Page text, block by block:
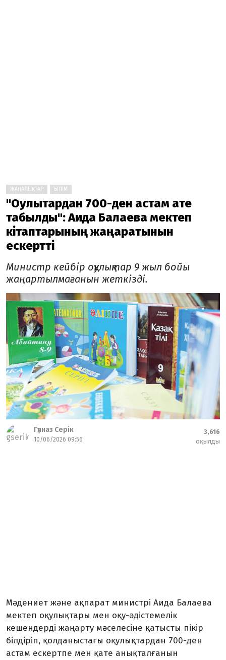
ЖАҢАЛЫҚТАР БІЛІМ
"Оқулықтардан 700-ден астам қате
табылды": Аида Балаева мектеп
кітаптарының жаңаратынын
ескертті
Министр кейбір оқулықтар 9 жыл бойы
жаңартылмағанын жеткізді.
Гүлназ Серік
10/06/2026 09:56
3,616
оқылды
Мәдениет және ақпарат министрі Аида Балаева
мектеп оқулықтары мен оқу-әдістемелік
кешендерді жаңарту мәселесіне қатысты пікір
білдіріп, қолданыстағы оқулықтардан 700-ден
астам ескертпе мен қате анықталғанын